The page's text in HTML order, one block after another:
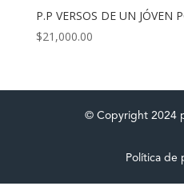
P.P VERSOS DE UN JÓVEN
$21,000.00
© Copyright 2024
Política de